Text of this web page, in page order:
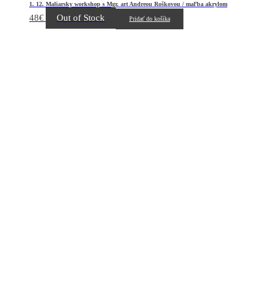
1. 12. Maliarsky workshop s Mgr. art Andreou Roškovou / maľba akrylom
48€ Out of Stock Pridať do košíka